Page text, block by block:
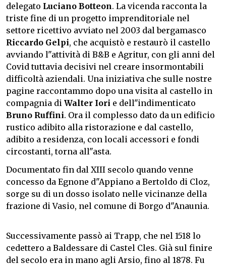
delegato Luciano Botteon. La vicenda racconta la
triste fine di un progetto imprenditoriale nel
settore ricettivo avviato nel 2003 dal bergamasco
Riccardo Gelpi, che acquistò e restaurò il castello
avviando l"attività di B&B e Agritur, con gli anni del
Covid tuttavia decisivi nel creare insormontabili
difficoltà aziendali. Una iniziativa che sulle nostre
pagine raccontammo dopo una visita al castello in
compagnia di Walter Iori e dell"indimenticato
Bruno Ruffini. Ora il complesso dato da un edificio
rustico adibito alla ristorazione e dal castello,
adibito a residenza, con locali accessori e fondi
circostanti, torna all"asta.
Documentato fin dal XIII secolo quando venne
concesso da Egnone d"Appiano a Bertoldo di Cloz,
sorge su di un dosso isolato nelle vicinanze della
frazione di Vasio, nel comune di Borgo d"Anaunia.
Successivamente passò ai Trapp, che nel 1518 lo
cedettero a Baldessare di Castel Cles. Già sul finire
del secolo era in mano agli Arsio, fino al 1878. Fu